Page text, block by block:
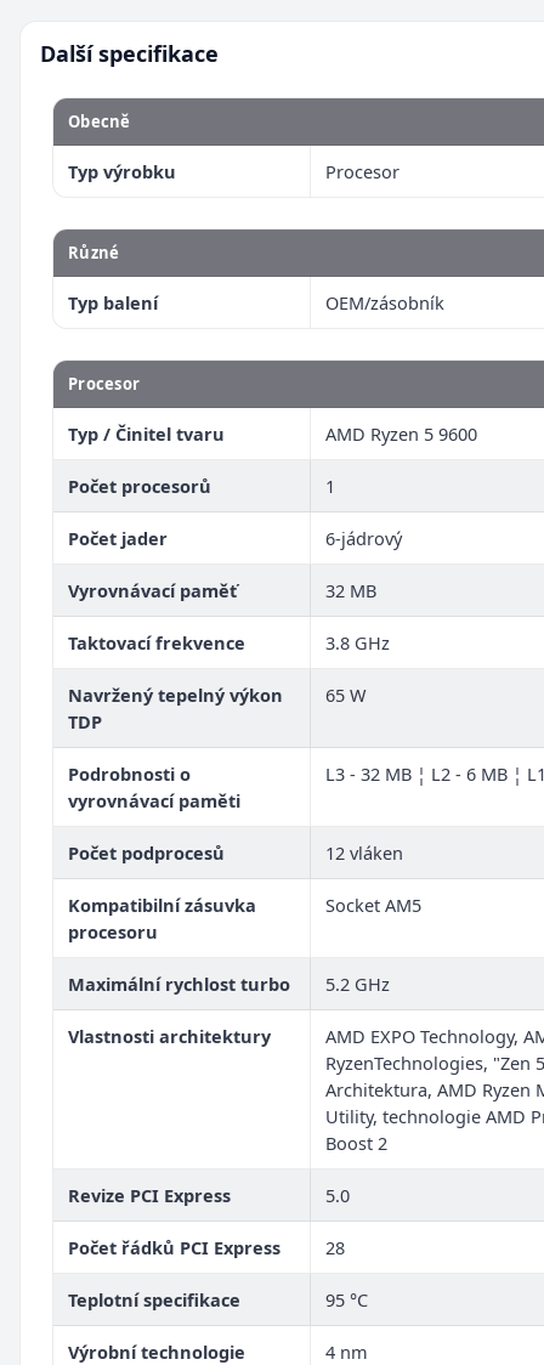
Další specifikace
Obecně
Typ výrobku Procesor
Různé
Typ balení OEM/zásobník
Procesor
Typ / Činitel tvaru AMD Ryzen 5 9600
Počet procesorů 1
Počet jader 6-jádrový
Vyrovnávací paměť 32 MB
Taktovací frekvence 3.8 GHz
Navržený tepelný výkon
TDP
65 W
Podrobnosti o
vyrovnávací paměti
L3 - 32 MB ¦ L2 - 6 MB ¦
Počet podprocesů 12 vláken
Kompatibilní zásuvka
procesoru
Socket AM5
Maximální rychlost turbo 5.2 GHz
Vlastnosti architektury
AMD EXPO Technology,
RyzenTechnologies, "Zen
Architektura, AMD Ryzen
Utility, technologie AMD
Boost 2
Revize PCI Express 5.0
Počet řádků PCI Express 28
Teplotní specifikace 95 °C
Výrobní technologie 4 nm